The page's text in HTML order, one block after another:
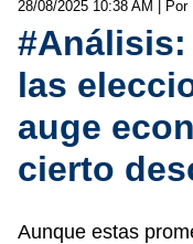
28/08/2025 10:38 AM |
#Análisis:
las
auge
cierto
Aunque estas